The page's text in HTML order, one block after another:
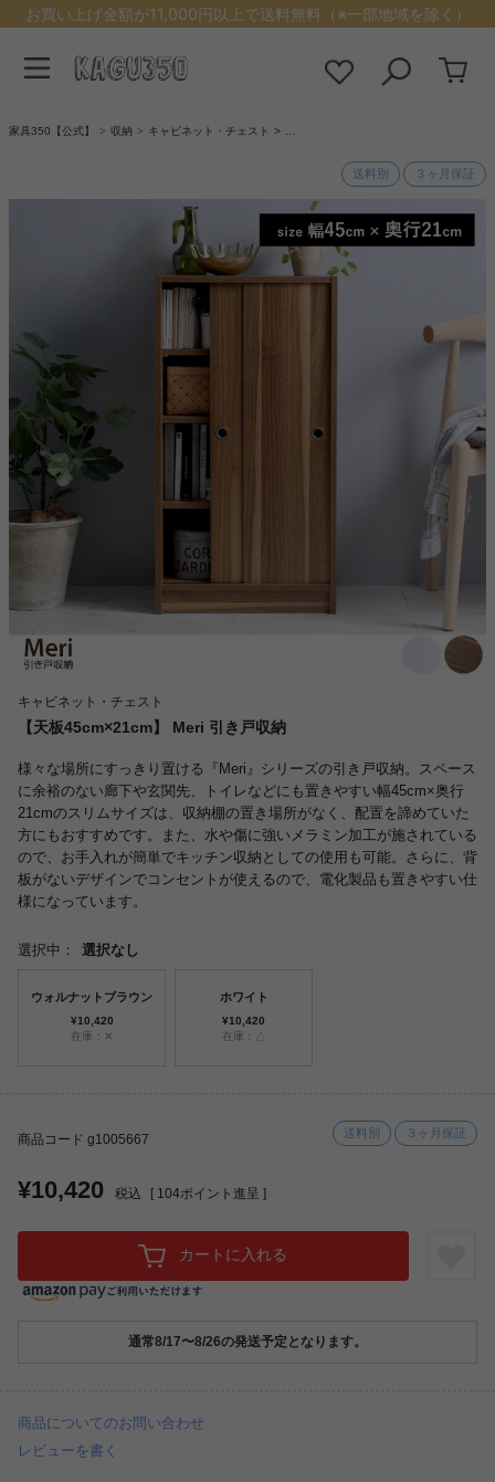
お買い上げ金額が11,000円以上で送料無料（※一部地域を除く）
家具350【公式】 収納 キャビネット・チェスト
送料別 ３ヶ月保証
キャビネット・チェスト
【天板45cm×21cm】 Meri 引き戸収納
様々な場所にすっきり置ける『Meri』シリーズの引き戸収納。スペース
に余裕のない廊下や玄関先、トイレなどにも置きやすい幅45cm×奥行
21cmのスリムサイズは、収納棚の置き場所がなく、配置を諦めていた
方にもおすすめです。また、水や傷に強いメラミン加工が施されている
ので、お手入れが簡単でキッチン収納としての使用も可能。さらに、背
板がないデザインでコンセントが使えるので、電化製品も置きやすい仕
様になっています。
選択中： 選択なし
ウォルナットブラウン
¥10,420
在庫：✕
ホワイト
¥10,420
在庫：△
商品コード g1005667 送料別 ３ヶ月保証
¥10,420 税込 [ 104ポイント進呈 ]
カートに入れる
通常8/17〜8/26の発送予定となります。
商品についてのお問い合わせ
レビューを書く